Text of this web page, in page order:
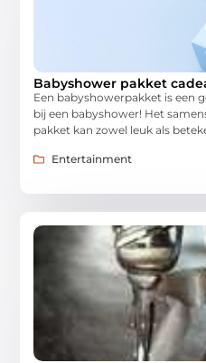
Babyshower pakket
Een babyshowerpakket is een
bij een babyshower! Het
pakket kan zowel leuk als
Entertainment